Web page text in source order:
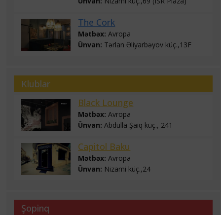
The Cork
Mətbəx: Avropa
Ünvan: Tərlan Əliyarbəyov küç.,13F
Klublar
Black Lounge
Mətbəx: Avropa
Ünvan: Abdulla Şaiq küç., 241
Capitol Baku
Mətbəx: Avropa
Ünvan: Nizami küç.,24
Şopinq